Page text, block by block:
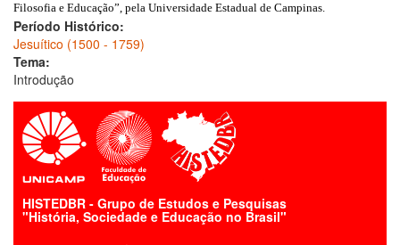
Filosofia e Educação”, pela Universidade Estadual de Campinas.
Período Histórico:
Jesuítico (1500 - 1759)
Tema:
Introdução
HISTEDBR - Grupo de Estudos e Pesquisas
"História, Sociedade e Educação no Brasil"